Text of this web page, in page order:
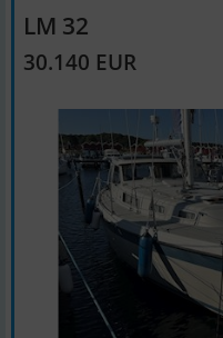
LM 32
30.140 EUR